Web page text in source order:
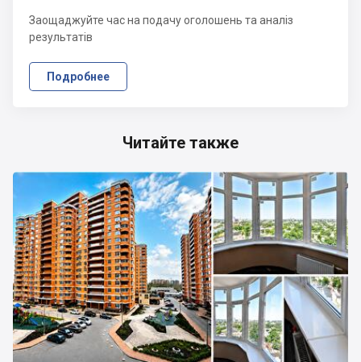
Читайте также
Заощаджуйте час на подачу оголошень та аналіз
результатів
Подробнее